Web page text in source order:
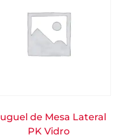
de Mesa Lateral
PK Vidro